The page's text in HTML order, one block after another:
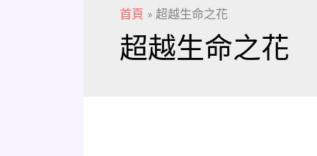
首頁 超越生命之花
超越生命之花